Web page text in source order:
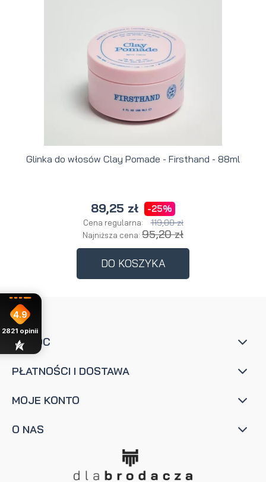
Glinka do włosów Clay Pomade - Firsthand - 88ml
89,25 zł -25%
Cena regularna: 119,00 zł
Najniższa cena: 95,20 zł
DO KOSZYKA
POMOC
PŁATNOŚCI I DOSTAWA
MOJE KONTO
O NAS
4.9
2821 opinii